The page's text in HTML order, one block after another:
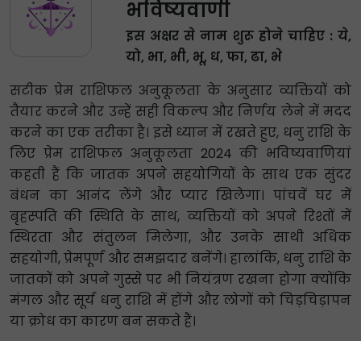
भविष्यवाणी
इस अक्षर से नाम शुरू होने चाहिए : ये,
यो, भा, भी, भू, ध, फा, ढा, भे
सटीक प्रेम राशिफल अनुकूलता के अनुसार व्यक्तियों को
तैयार करने और उन्हें सही विकल्प और निर्णय लेने में मदद
करने का एक तरीका है। इसे ध्यान में रखते हुए, धनु राशि के
लिए प्रेम राशिफल अनुकूलता 2024 की भविष्यवाणियां
कहती हैं कि जातक अपने सहयोगियों के साथ एक सुंदर
बंधन का आनंद लेंगे और प्यार खिलेगा। पांचवें घर में
बृहस्पति की स्थिति के साथ, व्यक्तियों को अपने रिश्तों में
स्थिरता और संतुलन मिलेगा, और उनके साथी अधिक
सहयोगी, प्रेमपूर्ण और समझदार बनेंगे। हालांकि, धनु राशि के
जातकों को अपने गुस्से पर भी नियंत्रण रखना होगा क्योंकि
मंगल और सूर्य धनु राशि में होंगे और लोगों को चिड़चिड़ापन
या क्रोध का कारण बन सकते हैं।